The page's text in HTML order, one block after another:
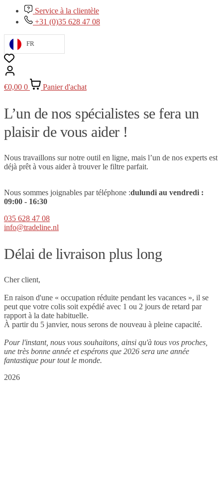
Service à la clientèle
+31 (0)35 628 47 08
FR
€0,00 0 Panier d'achat
L’un de nos spécialistes se fera un
plaisir de vous aider !
Nous travaillons sur notre outil en ligne, mais l’un de nos experts est
déjà prêt à vous aider à trouver le filtre parfait.
Nous sommes joignables par téléphone :dulundi au vendredi :
09:00 - 16:30
035 628 47 08
info@tradeline.nl
Délai de livraison plus long
Cher client,
En raison d'une « occupation réduite pendant les vacances », il se
peut que votre colis soit expédié avec 1 ou 2 jours de retard par
rapport à la date habituelle.
À partir du 5 janvier, nous serons de nouveau à pleine capacité.
Pour l'instant, nous vous souhaitons, ainsi qu'à tous vos proches,
une très bonne année et espérons que 2026 sera une année
fantastique pour tout le monde.
2026